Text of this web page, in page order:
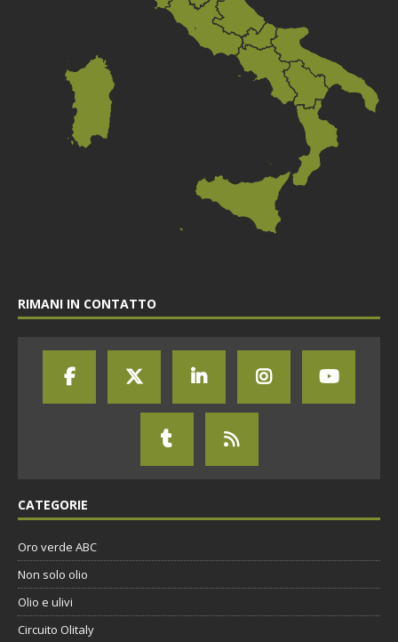
RIMANI IN CONTATTO
CATEGORIE
Oro verde ABC
Non solo olio
Olio e ulivi
Circuito Olitaly